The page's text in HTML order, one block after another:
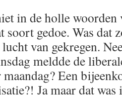
in de holle woorden
soort gedoe. Was dat
van gekregen.
meldde de
Een
Ja maar dat